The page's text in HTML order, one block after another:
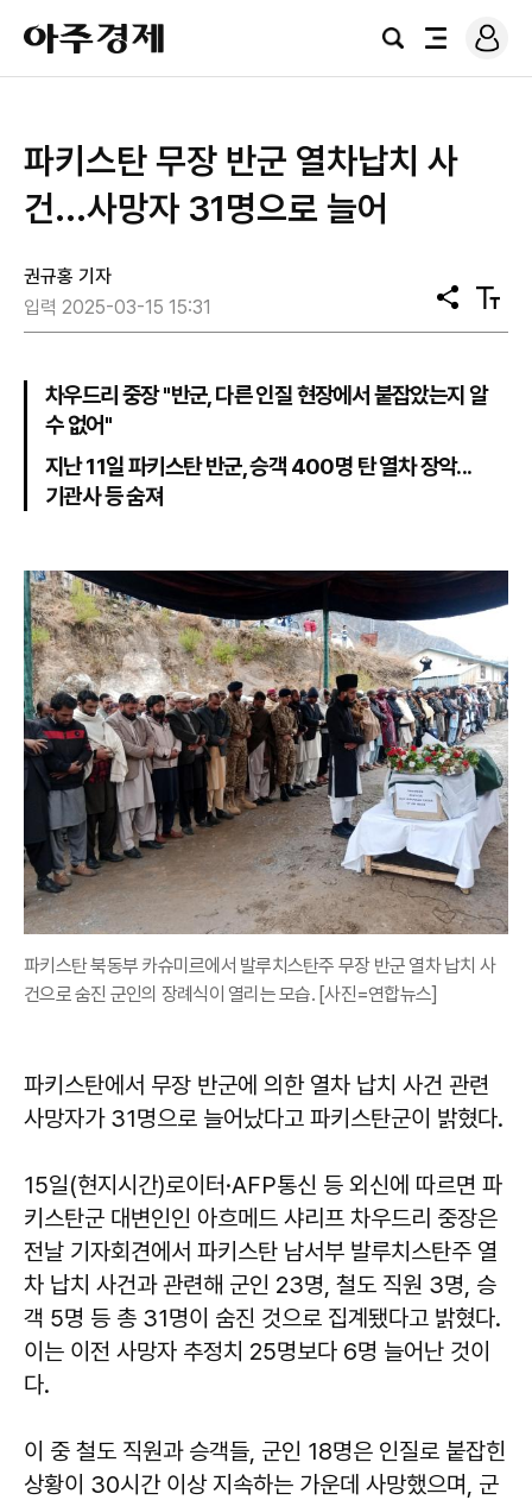
아
주
경
검
전
로
그
파키스탄 무장 반군 열차납치 사
건...사망자 31명으로 늘어
권규홍 기자
입력 2025-03-15 15:31
공
유
텍
스
기
차우드리 중장 "반군, 다른 인질 현장에서 붙잡았는지 알
수 없어"
지난 11일 파키스탄 반군, 승객 400명 탄 열차 장악...
기관사 등 숨져
파키스탄 북동부 카슈미르에서 발루치스탄주 무장 반군 열차 납치 사
건으로 숨진 군인의 장례식이 열리는 모습. [사진=연합뉴스]
파키스탄에서 무장 반군에 의한 열차 납치 사건 관련
사망자가 31명으로 늘어났다고 파키스탄군이 밝혔다.
15일(현지시간)로이터·AFP통신 등 외신에 따르면 파
키스탄군 대변인인 아흐메드 샤리프 차우드리 중장은
전날 기자회견에서 파키스탄 남서부 발루치스탄주 열
차 납치 사건과 관련해 군인 23명, 철도 직원 3명, 승
객 5명 등 총 31명이 숨진 것으로 집계됐다고 밝혔다.
이는 이전 사망자 추정치 25명보다 6명 늘어난 것이
다.
이 중 철도 직원과 승객들, 군인 18명은 인질로 붙잡힌
상황이 30시간 이상 지속하는 가운데 사망했으며, 군